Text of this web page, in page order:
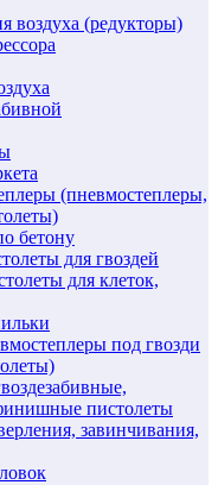
воздуха (редукторы)
(пневмостеплеры,
бетону
для гвоздей
для клеток,
под гвозди
пистолеты
завинчивания,